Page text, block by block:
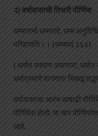
२) वर्षावासाची तिसरी पौर्णिमा
धम्मारामो धम्मरतो, धम्मं
परिहायति।। (धम्मपदं ३६४)
( धर्मात रममाण असणारा,
धर्माप्रमाणे वागणारा भिक्खू
वर्षावासाचा आरंभ आषाढी
पौर्णिमेस होतो. या चार
आहे.